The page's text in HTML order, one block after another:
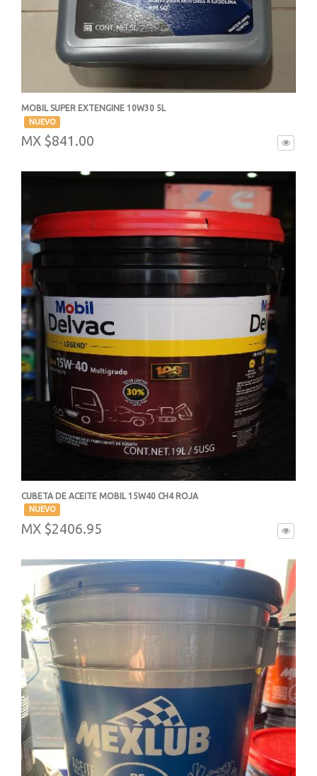
MOBIL SUPER EXTENGINE 10W30 5L
NUEVO
MX $841.00
CUBETA DE ACEITE MOBIL 15W40 CH4 ROJA
NUEVO
MX $2406.95